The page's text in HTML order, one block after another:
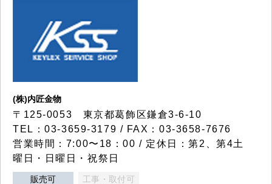
(株)内匠金物
〒125-0053 東京都葛飾区鎌倉3-6-10
TEL：03-3659-3179 / FAX：03-3658-7676
営業時間：7:00〜18：00 / 定休日：第2、第4土
曜日・日曜日・祝祭日
販売可 工事・取付可